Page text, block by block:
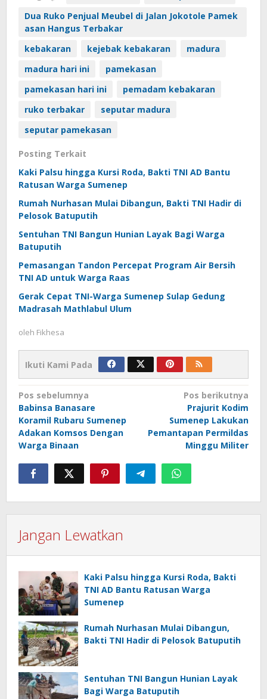
Dua Ruko Penjual Meubel di Jalan Jokotole Pamek
asan Hangus Terbakar
kebakaran
kejebak kebakaran
madura
madura hari ini
pamekasan
pamekasan hari ini
pemadam kebakaran
ruko terbakar
seputar madura
seputar pamekasan
Posting Terkait
Kaki Palsu hingga Kursi Roda, Bakti TNI AD Bantu
Ratusan Warga Sumenep
Rumah Nurhasan Mulai Dibangun, Bakti TNI Hadir di
Pelosok Batuputih
Sentuhan TNI Bangun Hunian Layak Bagi Warga
Batuputih
Pemasangan Tandon Percepat Program Air Bersih
TNI AD untuk Warga Raas
Gerak Cepat TNI-Warga Sumenep Sulap Gedung
Madrasah Mathlabul Ulum
oleh Fikhesa
Ikuti Kami Pada
Navigasi
pos
Pos sebelumnya
Babinsa Banasare
Koramil Rubaru Sumenep
Adakan Komsos Dengan
Warga Binaan‎
Pos berikutnya
Prajurit Kodim
Sumenep Lakukan
Pemantapan Permildas
Minggu Militer
Jangan Lewatkan
Kaki Palsu hingga Kursi Roda, Bakti
TNI AD Bantu Ratusan Warga
Sumenep
Rumah Nurhasan Mulai Dibangun,
Bakti TNI Hadir di Pelosok Batuputih
Sentuhan TNI Bangun Hunian Layak
Bagi Warga Batuputih